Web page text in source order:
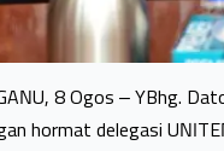
8 Ogos – YBhg.
hormat delegasi